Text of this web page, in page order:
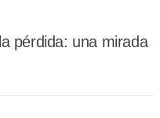
pérdida: una mirada